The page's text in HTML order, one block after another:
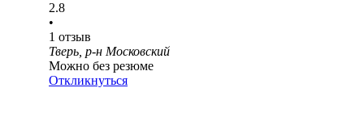
2.8
•
1 отзыв
Тверь, р-н Московский
Можно без резюме
Откликнуться